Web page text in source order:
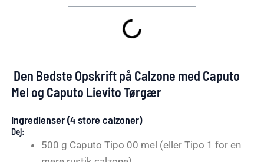
Den Bedste Opskrift på Calzone med Caputo
Mel og Caputo Lievito Tørgær
Ingredienser (4 store calzoner)
Dej:
500 g Caputo Tipo 00 mel (eller Tipo 1 for en